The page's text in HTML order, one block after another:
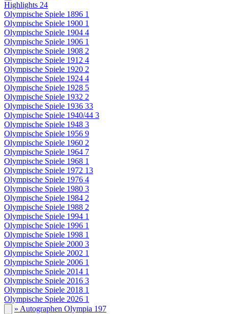
Highlights 24
Olympische Spiele 1896 1
Olympische Spiele 1900 1
Olympische Spiele 1904 4
Olympische Spiele 1906 1
Olympische Spiele 1908 2
Olympische Spiele 1912 4
Olympische Spiele 1920 2
Olympische Spiele 1924 4
Olympische Spiele 1928 5
Olympische Spiele 1932 2
Olympische Spiele 1936 33
Olympische Spiele 1940/44 3
Olympische Spiele 1948 3
Olympische Spiele 1956 9
Olympische Spiele 1960 2
Olympische Spiele 1964 7
Olympische Spiele 1968 1
Olympische Spiele 1972 13
Olympische Spiele 1976 4
Olympische Spiele 1980 3
Olympische Spiele 1984 2
Olympische Spiele 1988 2
Olympische Spiele 1994 1
Olympische Spiele 1996 1
Olympische Spiele 1998 1
Olympische Spiele 2000 3
Olympische Spiele 2002 1
Olympische Spiele 2006 1
Olympische Spiele 2014 1
Olympische Spiele 2016 3
Olympische Spiele 2018 1
Olympische Spiele 2026 1
» Autographen Olympia 197